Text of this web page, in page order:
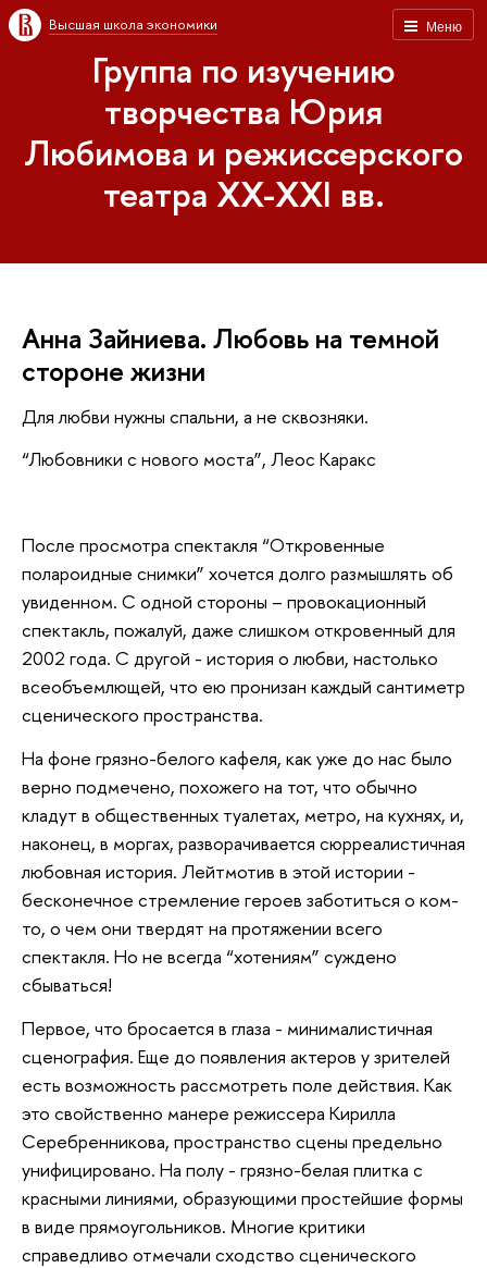
Меню
Высшая школа экономики
Группа по изучению
творчества Юрия
Любимова и режиссерского
театра XX-XXI вв.
Анна Зайниева. Любовь на темной
стороне жизни
Для любви нужны спальни, а не сквозняки.
“Любовники с нового моста”, Леос Каракс
После просмотра спектакля “Откровенные
полароидные снимки” хочется долго размышлять об
увиденном. С одной стороны – провокационный
спектакль, пожалуй, даже слишком откровенный для
2002 года. С другой - история о любви, настолько
всеобъемлющей, что ею пронизан каждый сантиметр
сценического пространства.
На фоне грязно-белого кафеля, как уже до нас было
верно подмечено, похожего на тот, что обычно
кладут в общественных туалетах, метро, на кухнях, и,
наконец, в моргах, разворачивается сюрреалистичная
любовная история. Лейтмотив в этой истории -
бесконечное стремление героев заботиться о ком-
то, о чем они твердят на протяжении всего
спектакля. Но не всегда “хотениям” суждено
сбываться!
Первое, что бросается в глаза - минималистичная
сценография. Еще до появления актеров у зрителей
есть возможность рассмотреть поле действия. Как
это свойственно манере режиссера Кирилла
Серебренникова, пространство сцены предельно
унифицировано. На полу - грязно-белая плитка с
красными линиями, образующими простейшие формы
в виде прямоугольников. Многие критики
справедливо отмечали сходство сценического